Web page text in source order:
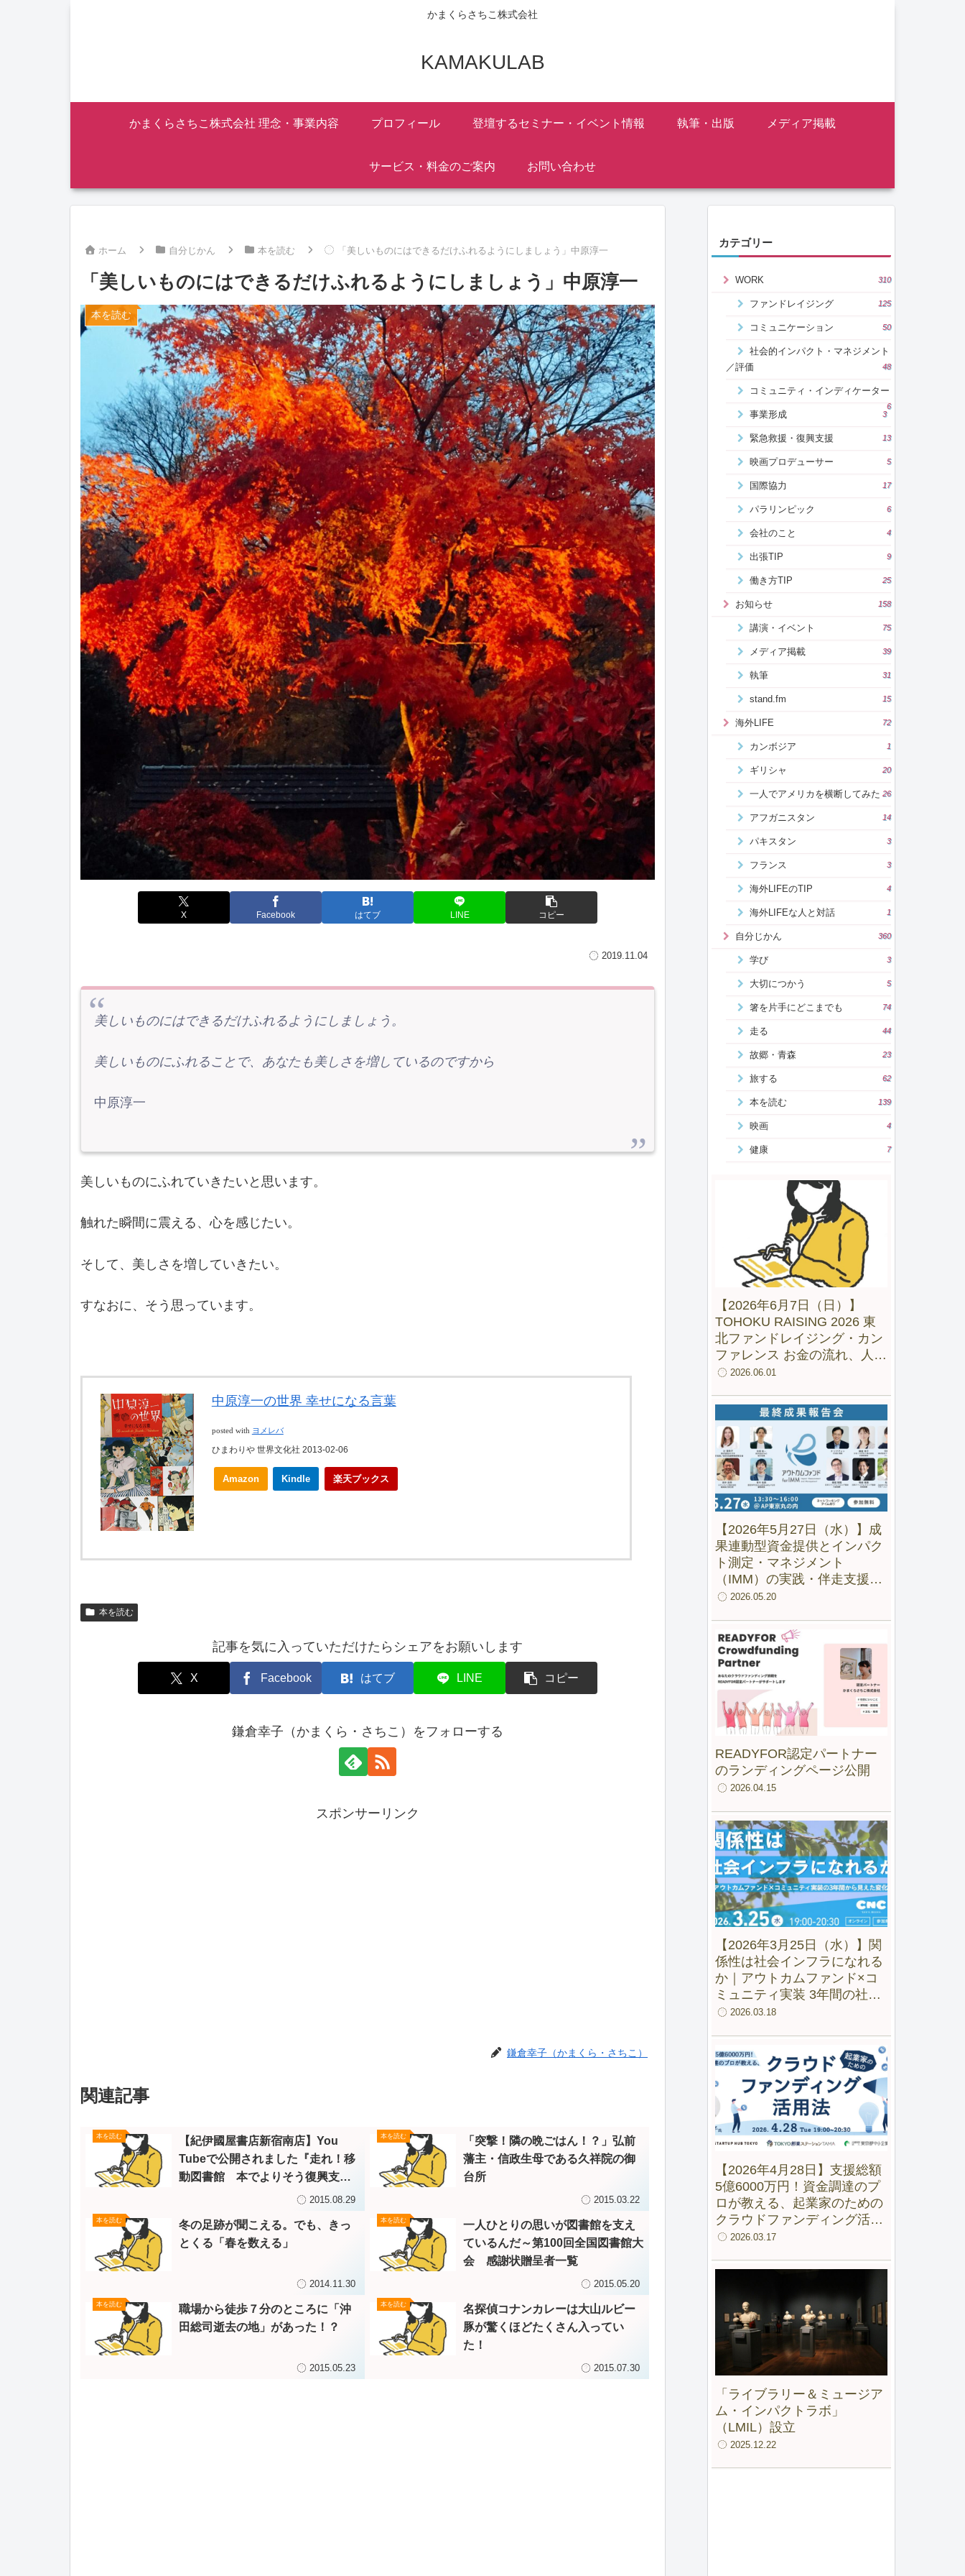
かまくらさちこ株式会社
KAMAKULAB
かまくらさちこ株式会社 理念・事業内容 プロフィール 登壇するセミナー・イベント情報 執筆・出版 メディア掲載
サービス・料金のご案内 お問い合わせ
ホーム 自分じかん 本を読む 「美しいものにはできるだけふれるようにしましょう」中原淳一
「美しいものにはできるだけふれるようにしましょう」中原淳一
本を読む
X Facebook はてブ LINE コピー
2019.11.04
美しいものにはできるだけふれるようにしましょう。
美しいものにふれることで、あなたも美しさを増しているのですから
中原淳一
美しいものにふれていきたいと思います。
触れた瞬間に震える、心を感じたい。
そして、美しさを増していきたい。
すなおに、そう思っています。
中原淳一の世界 幸せになる言葉
posted with ヨメレバ
ひまわりや 世界文化社 2013-02-06
Amazon Kindle 楽天ブックス
本を読む
記事を気に入っていただけたらシェアをお願いします
X Facebook はてブ LINE コピー
鎌倉幸子（かまくら・さちこ）をフォローする
スポンサーリンク
鎌倉幸子（かまくら・さちこ）
関連記事
本を読む
【紀伊國屋書店新宿南店】You
Tubeで公開されました『走れ！移
動図書館 本でよりそう復興支
2015.08.29
本を読む
「突撃！隣の晩ごはん！？」弘前
藩主・信政生母である久祥院の御
台所
2015.03.22
本を読む
冬の足跡が聞こえる。でも、きっ
とくる「春を数える」
2014.11.30
本を読む
一人ひとりの思いが図書館を支え
ているんだ～第100回全国図書館大
会 感謝状贈呈者一覧
2015.05.20
本を読む
職場から徒歩７分のところに「沖
田総司逝去の地」があった！？
2015.05.23
本を読む
名探偵コナンカレーは大山ルビー
豚が驚くほどたくさん入ってい
た！
2015.07.30
カテゴリー
WORK 310
ファンドレイジング 125
コミュニケーション 50
社会的インパクト・マネジメント
／評価
48
コミュニティ・インディケーター
6
事業形成 3
緊急救援・復興支援 13
映画プロデューサー 5
国際協力 17
パラリンピック 6
会社のこと 4
出張TIP 9
働き方TIP 25
お知らせ 158
講演・イベント 75
メディア掲載 39
執筆 31
stand.fm 15
海外LIFE 72
カンボジア 1
ギリシャ 20
一人でアメリカを横断してみた 26
アフガニスタン 14
パキスタン 3
フランス 3
海外LIFEのTIP 4
海外LIFEな人と対話 1
自分じかん 360
学び 3
大切につかう 5
箸を片手にどこまでも 74
走る 44
故郷・青森 23
旅する 62
本を読む 139
映画 4
健康 7
【2026年6月7日（日）】
TOHOKU RAISING 2026 東
北ファンドレイジング・カン
ファレンス お金の流れ、人の
流れ、地域の未来をつくる
2026.06.01
【2026年5月27日（水）】成
果連動型資金提供とインパク
ト測定・マネジメント
（IMM）の実践・伴走支援の
成果と可能性ー 「アウトカム
2026.05.20
READYFOR認定パートナー
のランディングページ公開
2026.04.15
【2026年3月25日（水）】関
係性は社会インフラになれる
か｜アウトカムファンド×コ
ミュニティ実装 3年間の社会
実験から見えた変化
2026.03.18
【2026年4月28日】支援総額
5億6000万円！資金調達のプ
ロが教える、起業家のための
クラウドファンディング活用
法【録画配信あり】
2026.03.17
「ライブラリー＆ミュージア
ム・インパクトラボ」
（LMIL）設立
2025.12.22